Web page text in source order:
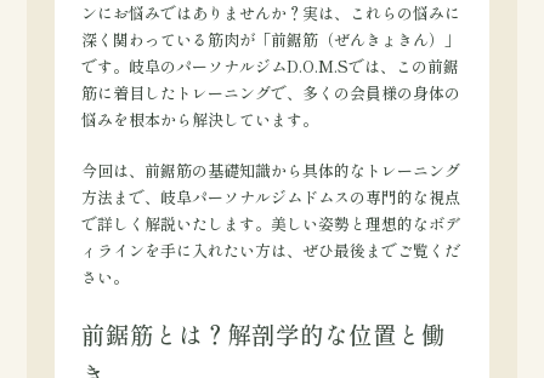
ンにお悩みではありませんか？実は、これらの悩みに
深く関わっている筋肉が「前鋸筋（ぜんきょきん）」
です。岐阜のパーソナルジムD.O.M.Sでは、この前鋸
筋に着目したトレーニングで、多くの会員様の身体の
悩みを根本から解決しています。
今回は、前鋸筋の基礎知識から具体的なトレーニング
方法まで、岐阜パーソナルジムドムスの専門的な視点
で詳しく解説いたします。美しい姿勢と理想的なボデ
ィラインを手に入れたい方は、ぜひ最後までご覧くだ
さい。
前鋸筋とは？解剖学的な位置と働